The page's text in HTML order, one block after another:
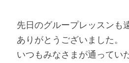
先日のグループレッスンも
ありがとうございました。
いつもみなさまが通ってい